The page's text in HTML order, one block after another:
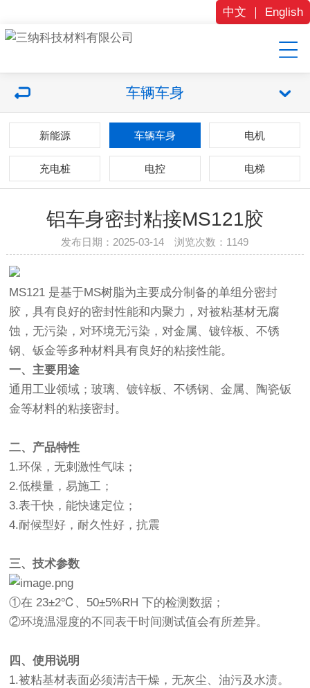
中文 ｜ English
车辆车身
新能源 车辆车身 电机
充电桩 电控 电梯
铝车身密封粘接MS121胶
发布日期：2025-03-14 浏览次数： 1149
MS121 是基于MS树脂为主要成分制备的单组分密封
胶，具有良好的密封性能和内聚力，对被粘基材无腐
蚀，无污染，对环境无污染，对金属、镀锌板、不锈
钢、钣金等多种材料具有良好的粘接性能。
一、主要用途
通用工业领域；玻璃、镀锌板、不锈钢、金属、陶瓷钣
金等材料的粘接密封。
二、产品特性
1.环保，无刺激性气味；
2.低模量，易施工；
3.表干快，能快速定位；
4.耐候型好，耐久性好，抗震
三、技术参数
①在 23±2℃、50±5%RH 下的检测数据；
②环境温湿度的不同表干时间测试值会有所差异。
四、使用说明
1.被粘基材表面必须清洁干燥，无灰尘、油污及水渍。